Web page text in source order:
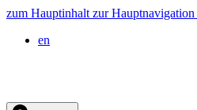
zum Hauptinhalt zur Hauptnavigation
en